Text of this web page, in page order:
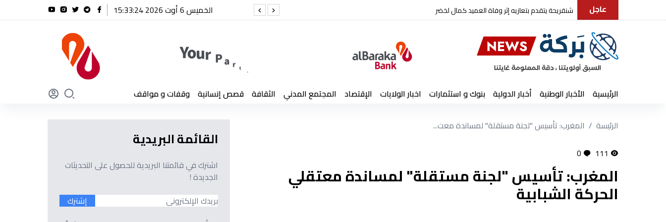
عاجل رئيس الجمهورية يعزي في وفاة العميد كمال لخضر الفريق أول شنقريحة يؤكد أن الجزائر لن تنسى أبدًا تضحيات أبنائها
الخميس 6 أوت 2026 15:33:25
الرئيسية الأخبار الوطنية أخبار الدولية بنوك و استثمارات اخبار الولايات الإقتصاد المجتمع المدني الثقافة قصص إنسانية وقفات و مواقف
الرئيسة
المغرب: تأسيس "لجنة مستقلة" لمساندة معت...
111
0
المغرب: تأسيس "لجنة مستقلة" لمساندة معتقلي
الحركة الشبابية
القائمة البريدية
اشترك في قائمتنا البريدية للحصول على التحديثات
الجديدة !
إشترك